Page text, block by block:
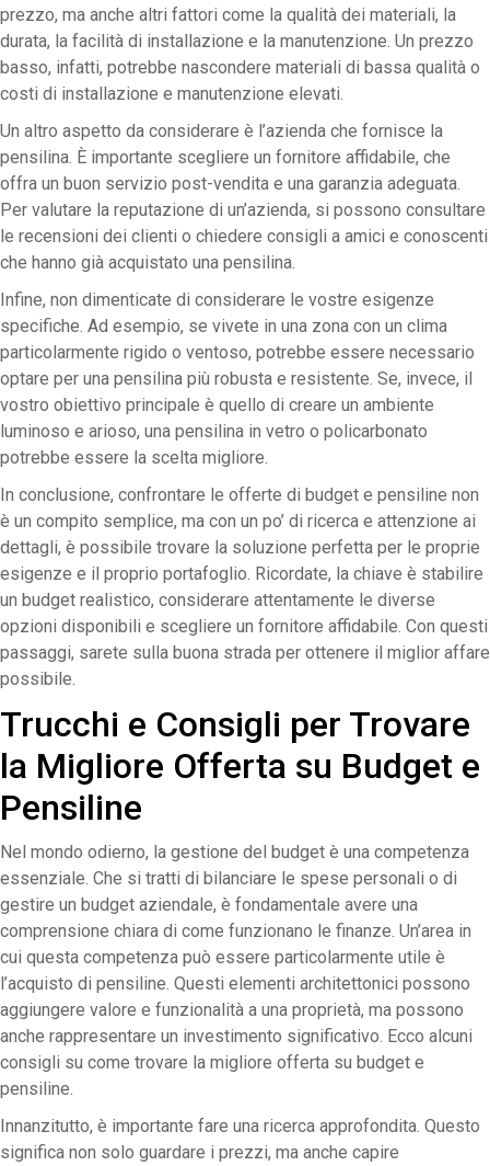
prezzo, ma anche altri fattori come la qualità dei materiali, la
durata, la facilità di installazione e la manutenzione. Un prezzo
basso, infatti, potrebbe nascondere materiali di bassa qualità o
costi di installazione e manutenzione elevati.
Un altro aspetto da considerare è l’azienda che fornisce la
pensilina. È importante scegliere un fornitore affidabile, che
offra un buon servizio post-vendita e una garanzia adeguata.
Per valutare la reputazione di un’azienda, si possono consultare
le recensioni dei clienti o chiedere consigli a amici e conoscenti
che hanno già acquistato una pensilina.
Infine, non dimenticate di considerare le vostre esigenze
specifiche. Ad esempio, se vivete in una zona con un clima
particolarmente rigido o ventoso, potrebbe essere necessario
optare per una pensilina più robusta e resistente. Se, invece, il
vostro obiettivo principale è quello di creare un ambiente
luminoso e arioso, una pensilina in vetro o policarbonato
potrebbe essere la scelta migliore.
In conclusione, confrontare le offerte di budget e pensiline non
è un compito semplice, ma con un po’ di ricerca e attenzione ai
dettagli, è possibile trovare la soluzione perfetta per le proprie
esigenze e il proprio portafoglio. Ricordate, la chiave è stabilire
un budget realistico, considerare attentamente le diverse
opzioni disponibili e scegliere un fornitore affidabile. Con questi
passaggi, sarete sulla buona strada per ottenere il miglior affare
possibile.
Trucchi e Consigli per Trovare
la Migliore Offerta su Budget e
Pensiline
Nel mondo odierno, la gestione del budget è una competenza
essenziale. Che si tratti di bilanciare le spese personali o di
gestire un budget aziendale, è fondamentale avere una
comprensione chiara di come funzionano le finanze. Un’area in
cui questa competenza può essere particolarmente utile è
l’acquisto di pensiline. Questi elementi architettonici possono
aggiungere valore e funzionalità a una proprietà, ma possono
anche rappresentare un investimento significativo. Ecco alcuni
consigli su come trovare la migliore offerta su budget e
pensiline.
Innanzitutto, è importante fare una ricerca approfondita. Questo
significa non solo guardare i prezzi, ma anche capire